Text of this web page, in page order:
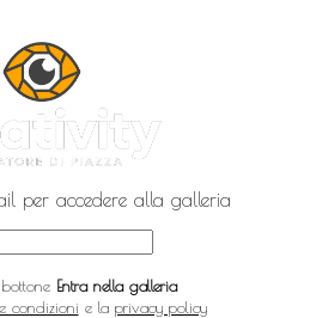
per accedere alla galleria
Entra nella galleria
condizioni e la privacy policy